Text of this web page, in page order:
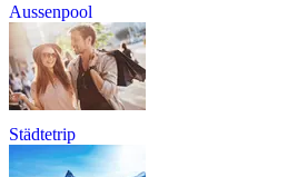
Aussenpool
Städtetrip